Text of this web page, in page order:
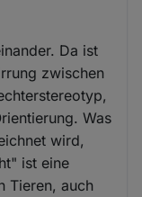
Da ist
zwischen
Was
wird,
ist eine
Tieren, auch